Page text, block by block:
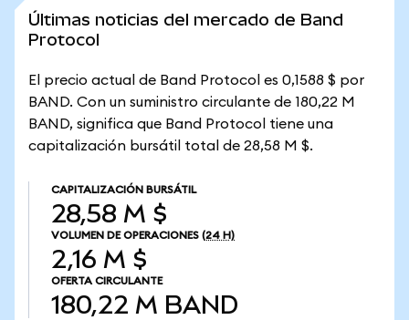
Últimas noticias del mercado de Band
Protocol
El precio actual de Band Protocol es 0,1588 $ por
BAND. Con un suministro circulante de 180,22 M
BAND, significa que Band Protocol tiene una
capitalización bursátil total de 28,58 M $.
CAPITALIZACIÓN BURSÁTIL
28,58 M $
VOLUMEN DE OPERACIONES (24 H)
2,16 M $
OFERTA CIRCULANTE
180,22 M BAND